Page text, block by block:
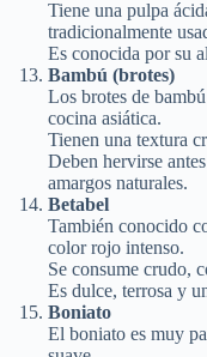
Tiene una pulpa
tradicionalmente
Es conocida por su
Bambú (brotes)
Los brotes de
cocina asiática.
Tienen una textura
Deben hervirse
amargos naturales.
Betabel
También conocido
color rojo intenso.
Se consume crudo,
Es dulce, terrosa y
Boniato
El boniato es muy